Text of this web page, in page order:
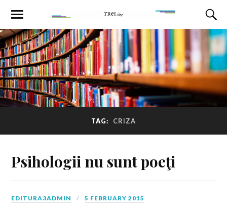
TAG: CRIZA
Psihologii nu sunt poeţi
EDITURA3ADMIN 5 FEBRUARY 2015